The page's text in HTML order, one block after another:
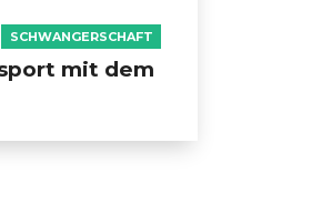
SCHWANGERSCHAFT
mit dem